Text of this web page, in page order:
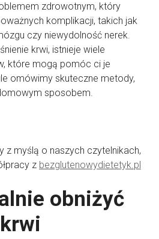
zdrowotnym, który
komplikacji, takich jak
czy niewydolność nerek.
krwi, istnieje wiele
które mogą pomóc ci je
omówimy skuteczne metody,
sposobem.
z myślą o naszych czytelnikach,
z bezglutenowydietetyk.pl
obniżyć